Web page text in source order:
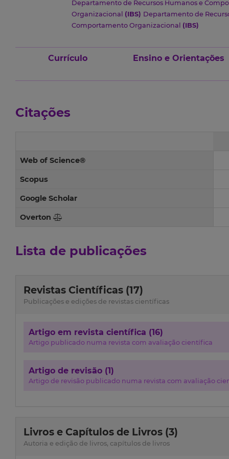
Departamento de Recursos Humanos e
Organizacional (IBS) Departamento de
Comportamento Organizacional (IBS)
Currículo Ensino e Orientações
Citações
Web of Science®
Scopus
Google Scholar
Overton
Lista de publicações
Revistas Científicas (17)
Publicações e edições de revistas científicas
Artigo em revista científica (16)
Artigo publicado numa revista com avaliação científica
Artigo de revisão (1)
Artigo de revisão publicado numa revista com avaliação
Livros e Capítulos de Livros (3)
Autoria e edição de livros, capítulos de livros